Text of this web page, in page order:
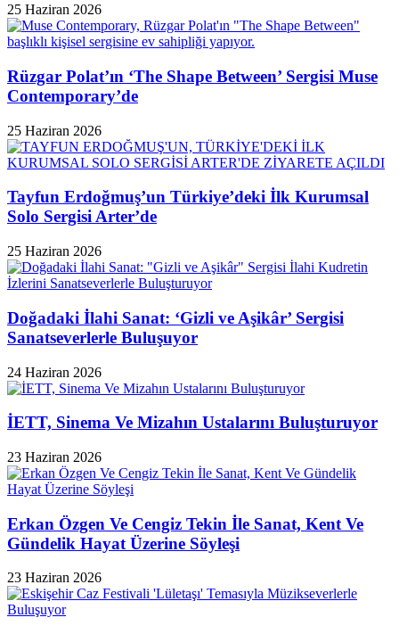
25 Haziran 2026
Rüzgar Polat’ın ‘The Shape Between’ Sergisi Muse
Contemporary’de
25 Haziran 2026
Tayfun Erdoğmuş’un Türkiye’deki İlk Kurumsal
Solo Sergisi Arter’de
25 Haziran 2026
Doğadaki İlahi Sanat: ‘Gizli ve Aşikâr’ Sergisi
Sanatseverlerle Buluşuyor
24 Haziran 2026
İETT, Sinema Ve Mizahın Ustalarını Buluşturuyor
23 Haziran 2026
Erkan Özgen Ve Cengiz Tekin İle Sanat, Kent Ve
Gündelik Hayat Üzerine Söyleşi
23 Haziran 2026